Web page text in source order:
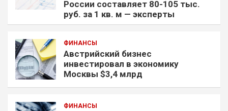
России составляет 80-105 тыс.
руб. за 1 кв. м — эксперты
ФИНАНСЫ
Австрийский бизнес
инвестировал в экономику
Москвы $3,4 млрд
ФИНАНСЫ